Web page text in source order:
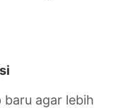
baru agar lebih